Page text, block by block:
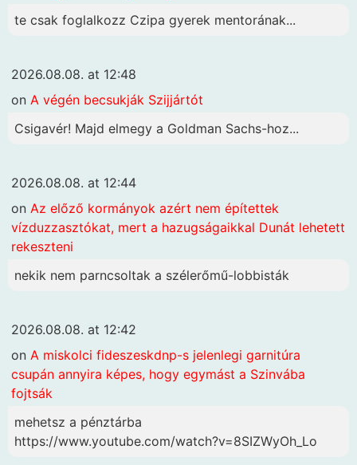
te csak foglalkozz Czipa gyerek mentorának...
2026.08.08. at 12:48
on A végén becsukják Szijjártót
Csigavér! Majd elmegy a Goldman Sachs-hoz...
2026.08.08. at 12:44
on Az előző kormányok azért nem építettek
vízduzzasztókat, mert a hazugságaikkal Dunát lehetett
rekeszteni
nekik nem parncsoltak a szélerőmű-lobbisták
2026.08.08. at 12:42
on A miskolci fideszeskdnp-s jelenlegi garnitúra
csupán annyira képes, hogy egymást a Szinvába
fojtsák
mehetsz a pénztárba
https://www.youtube.com/watch?v=8SIZWyOh_Lo